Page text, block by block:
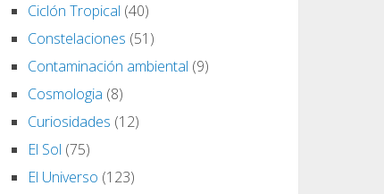
Ciclón Tropical (40)
Constelaciones (51)
Contaminación ambiental (9)
Cosmologia (8)
Curiosidades (12)
El Sol (75)
El Universo (123)